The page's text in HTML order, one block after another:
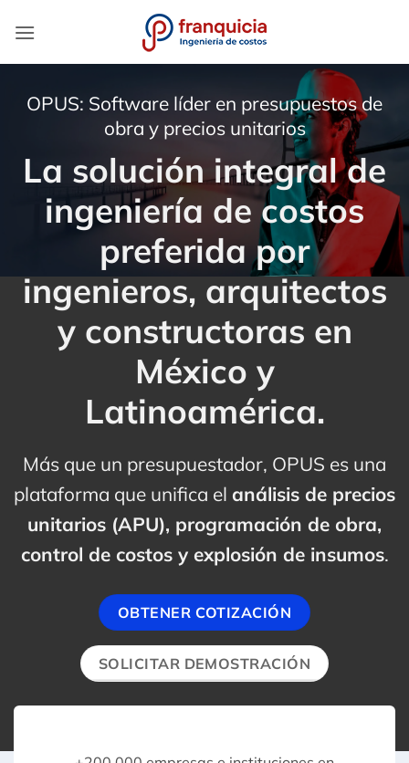
OPUS: Software líder en presupuestos de
obra y precios unitarios
La solución integral de
ingeniería de costos
preferida por
ingenieros, arquitectos
y constructoras en
México y
Latinoamérica.
Más que un presupuestador, OPUS es una
plataforma que unifica el análisis de precios
unitarios (APU), programación de obra,
control de costos y explosión de insumos.
OBTENER COTIZACIÓN
SOLICITAR DEMOSTRACIÓN